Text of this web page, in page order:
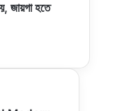
জায়গা হতে